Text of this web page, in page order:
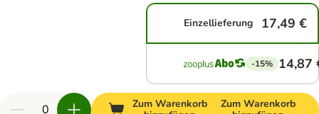
Einzellieferung 17,49 €
-15% 14,87
Zum Warenkorb
Zum Warenkorb